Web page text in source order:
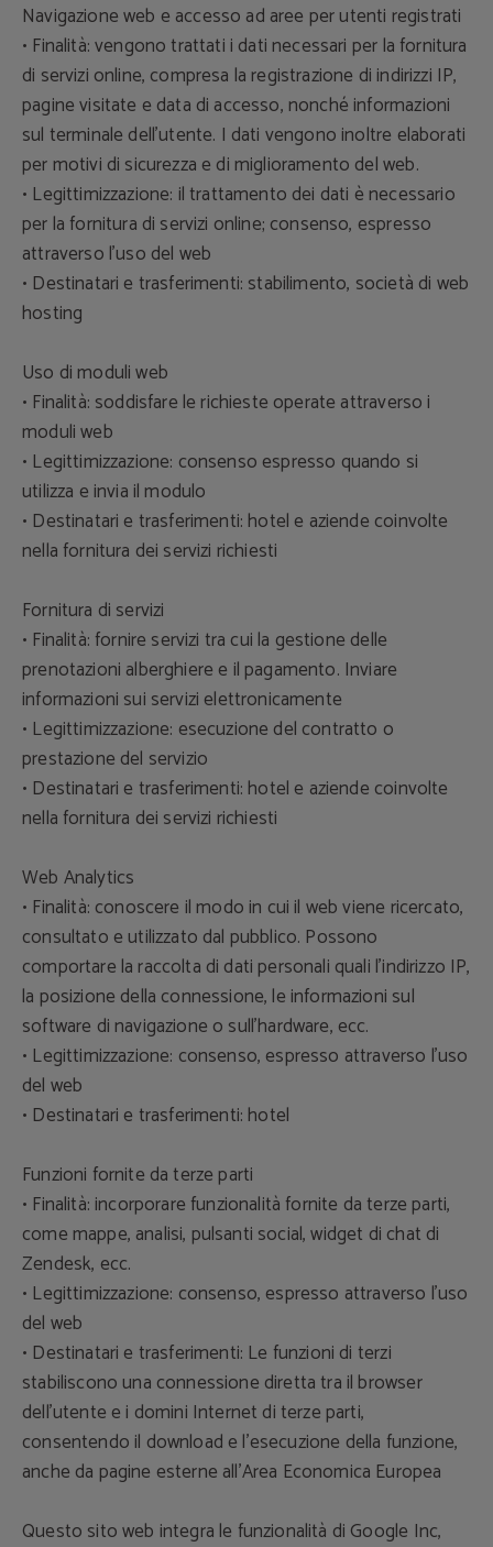
Navigazione web e accesso ad aree per utenti registrati
• Finalità: vengono trattati i dati necessari per la fornitura
di servizi online, compresa la registrazione di indirizzi IP,
pagine visitate e data di accesso, nonché informazioni
sul terminale dell'utente. I dati vengono inoltre elaborati
per motivi di sicurezza e di miglioramento del web.
• Legittimizzazione: il trattamento dei dati è necessario
per la fornitura di servizi online; consenso, espresso
attraverso l'uso del web
• Destinatari e trasferimenti: stabilimento, società di web
hosting
Uso di moduli web
• Finalità: soddisfare le richieste operate attraverso i
moduli web
• Legittimizzazione: consenso espresso quando si
utilizza e invia il modulo
• Destinatari e trasferimenti: hotel e aziende coinvolte
nella fornitura dei servizi richiesti
Fornitura di servizi
• Finalità: fornire servizi tra cui la gestione delle
prenotazioni alberghiere e il pagamento. Inviare
informazioni sui servizi elettronicamente
• Legittimizzazione: esecuzione del contratto o
prestazione del servizio
• Destinatari e trasferimenti: hotel e aziende coinvolte
nella fornitura dei servizi richiesti
Web Analytics
• Finalità: conoscere il modo in cui il web viene ricercato,
consultato e utilizzato dal pubblico. Possono
comportare la raccolta di dati personali quali l'indirizzo IP,
la posizione della connessione, le informazioni sul
software di navigazione o sull'hardware, ecc.
• Legittimizzazione: consenso, espresso attraverso l'uso
del web
• Destinatari e trasferimenti: hotel
Funzioni fornite da terze parti
• Finalità: incorporare funzionalità fornite da terze parti,
come mappe, analisi, pulsanti social, widget di chat di
Zendesk, ecc.
• Legittimizzazione: consenso, espresso attraverso l'uso
del web
• Destinatari e trasferimenti: Le funzioni di terzi
stabiliscono una connessione diretta tra il browser
dell'utente e i domini Internet di terze parti,
consentendo il download e l'esecuzione della funzione,
anche da pagine esterne all'Area Economica Europea
Questo sito web integra le funzionalità di Google Inc,